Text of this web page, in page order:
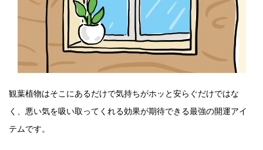
観葉植物はそこにあるだけで気持ちがホッと安らぐだけではな
く、悪い気を吸い取ってくれる効果が期待できる最強の開運アイ
テムです。